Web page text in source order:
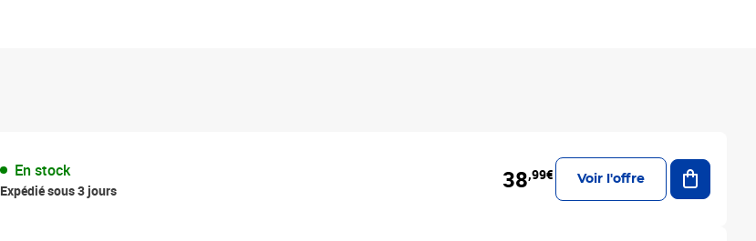
En stock
Expédié sous 3 jours 38,99€ Voir l'offre
Ajouter